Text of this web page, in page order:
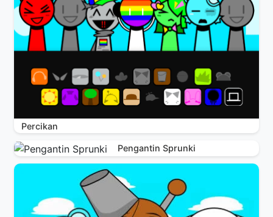
Percikan
Pengantin Sprunki